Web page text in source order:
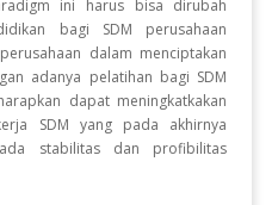
ini harus bisa dirubah
bagi SDM perusahaan
dalam menciptakan
adanya pelatihan bagi SDM
dapat meningkatkakan
SDM yang pada akhirnya
stabilitas dan profibilitas